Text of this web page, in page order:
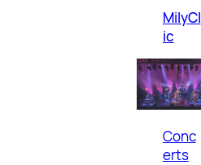
MilyCl
ic
Conc
erts